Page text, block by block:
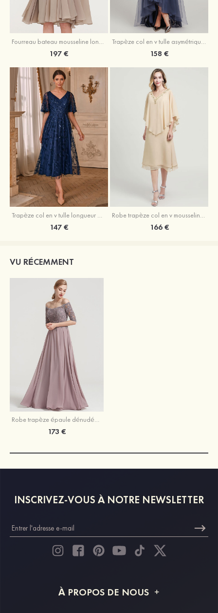
Fourreau bateau mousseline longueur genou robe de mère de la mariée avec appliqué plissé veste
197 €
Trapèze col en v tulle asymétrique robe de mère de la mariée
158 €
Trapèze col en v tulle longueur mollet robe de mère de la mariée avec appliqué paillettes ceinture
147 €
Robe trapèze col en v mousseline longueur mollet robe de mère de la mariée avec perle
166 €
VU RÉCEMMENT
Robe trapèze épaule dénudée mousseline longueur ras du sol robe de mère de la mariée avec appliqué
173 €
INSCRIVEZ-VOUS À NOTRE NEWSLETTER
À PROPOS DE NOUS